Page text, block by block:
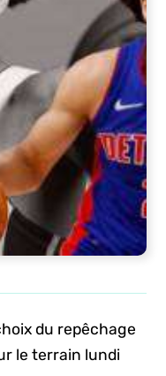
du repêchage
le terrain lundi